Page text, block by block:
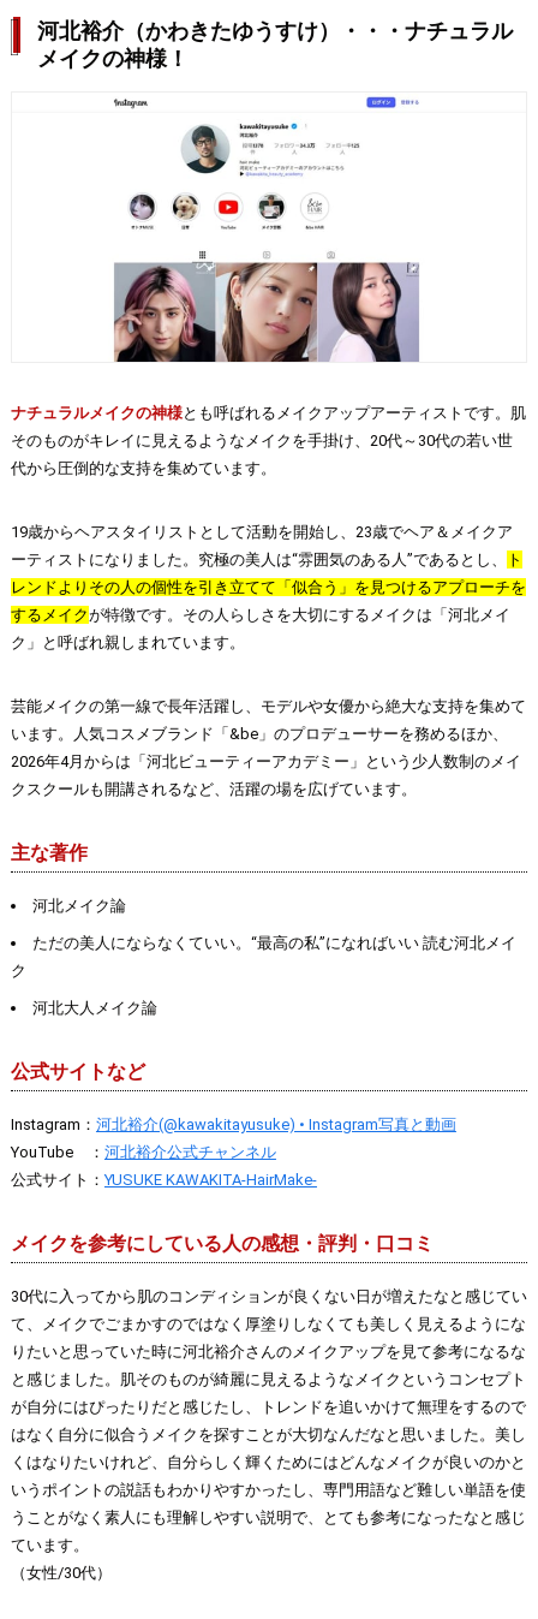
河北裕介（かわきたゆうすけ）・・・ナチュラル
メイクの神様！
ナチュラルメイクの神様とも呼ばれるメイクアップアーティストです。肌
そのものがキレイに見えるようなメイクを手掛け、20代～30代の若い世
代から圧倒的な支持を集めています。
19歳からヘアスタイリストとして活動を開始し、23歳でヘア＆メイクア
ーティストになりました。究極の美人は“雰囲気のある人”であるとし、
ト
レンドよりその人の個性を引き立てて「似合う」を見つけるアプローチを
するメイクが特徴です。その人らしさを大切にするメイクは「河北メイ
ク」と呼ばれ親しまれています。
芸能メイクの第一線で長年活躍し、モデルや女優から絶大な支持を集めて
います。人気コスメブランド「&be」のプロデューサーを務めるほか、
2026年4月からは「河北ビューティーアカデミー」という少人数制のメイ
クスクールも開講されるなど、活躍の場を広げています。
主な著作
河北メイク論
ただの美人にならなくていい。“最高の私”になればいい 読む河北メイ
ク
河北大人メイク論
公式サイトなど
Instagram： 河北裕介(@kawakitayusuke) • Instagram写真と動画
YouTube ： 河北裕介公式チャンネル
公式サイト：YUSUKE KAWAKITA-HairMake-
メイクを参考にしている人の感想・評判・口コミ
30代に入ってから肌のコンディションが良くない日が増えたなと感じてい
て、メイクでごまかすのではなく厚塗りしなくても美しく見えるようにな
りたいと思っていた時に河北裕介さんのメイクアップを見て参考になるな
と感じました。肌そのものが綺麗に見えるようなメイクというコンセプト
が自分にはぴったりだと感じたし、トレンドを追いかけて無理をするので
はなく自分に似合うメイクを探すことが大切なんだなと思いました。美し
くはなりたいけれど、自分らしく輝くためにはどんなメイクが良いのかと
いうポイントの説話もわかりやすかったし、専門用語など難しい単語を使
うことがなく素人にも理解しやすい説明で、とても参考になったなと感じ
ています。
（女性/30代）